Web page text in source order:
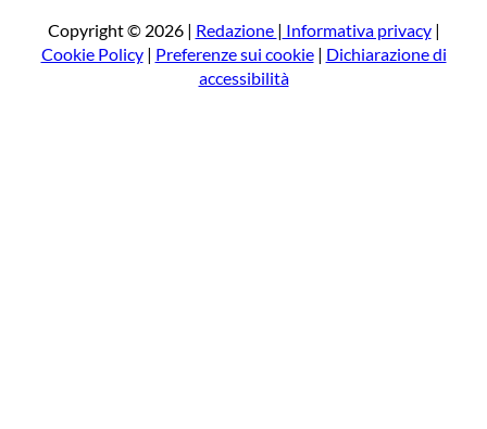
a
Copyright © 2026 | Redazione | Informativa privacy|
Cookie Policy| Preferenze sui cookie| Dichiarazione di
accessibilità